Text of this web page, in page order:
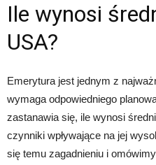
Ile wynosi
USA?
Emerytura jest jednym z
wymaga odpowiedniego
zastanawia się, ile wynosi
czynniki wpływające na jej
się temu zagadnieniu i